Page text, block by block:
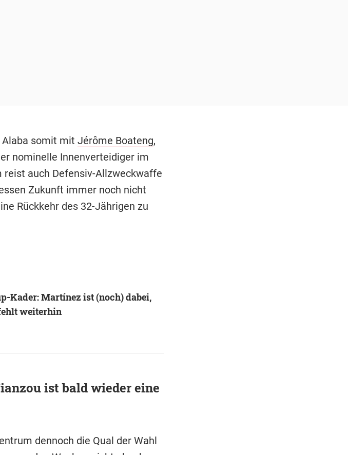
Alaba somit mit Jérôme Boateng,
nominelle Innenverteidiger im
reist auch Defensiv-Allzweckwaffe
Zukunft immer noch nicht
Rückkehr des 32-Jährigen zu
Kader: Martínez ist (noch) dabei,
weiterhin
ist bald wieder eine
dennoch die Qual der Wahl